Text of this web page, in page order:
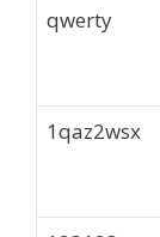
qwerty
1qaz2wsx